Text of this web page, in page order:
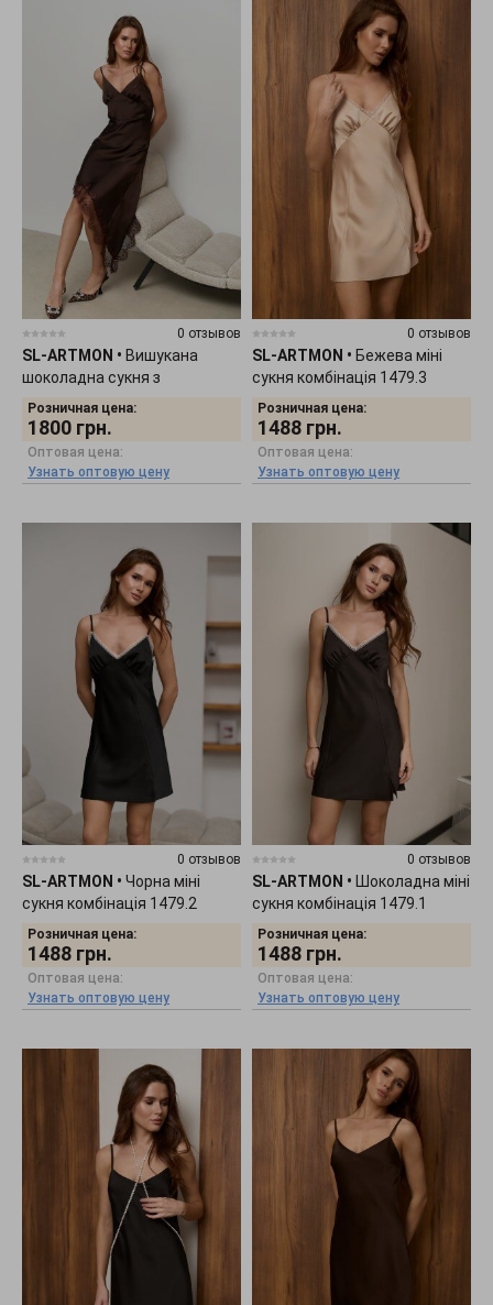
0 отзывов
SL-ARTMON • Вишукана
шоколадна сукня з
асиметричним низом на
бретелях 1478.1
Розничная цена:
1800 грн.
Оптовая цена:
Узнать оптовую цену
0 отзывов
SL-ARTMON • Бежева міні
сукня комбінація 1479.3
Розничная цена:
1488 грн.
Оптовая цена:
Узнать оптовую цену
0 отзывов
SL-ARTMON • Чорна міні
сукня комбінація 1479.2
Розничная цена:
1488 грн.
Оптовая цена:
Узнать оптовую цену
0 отзывов
SL-ARTMON •
Шоколадна міні
сукня комбінація 1479.1
Розничная цена:
1488 грн.
Оптовая цена:
Узнать оптовую цену